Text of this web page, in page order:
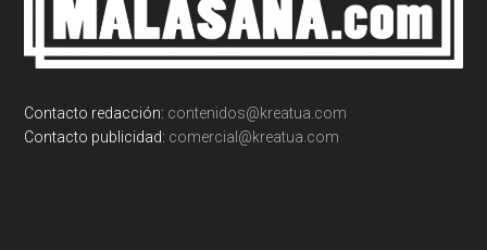
Contacto redacción: contenidos@kreatua.com
Contacto publicidad: comercial@kreatua.com